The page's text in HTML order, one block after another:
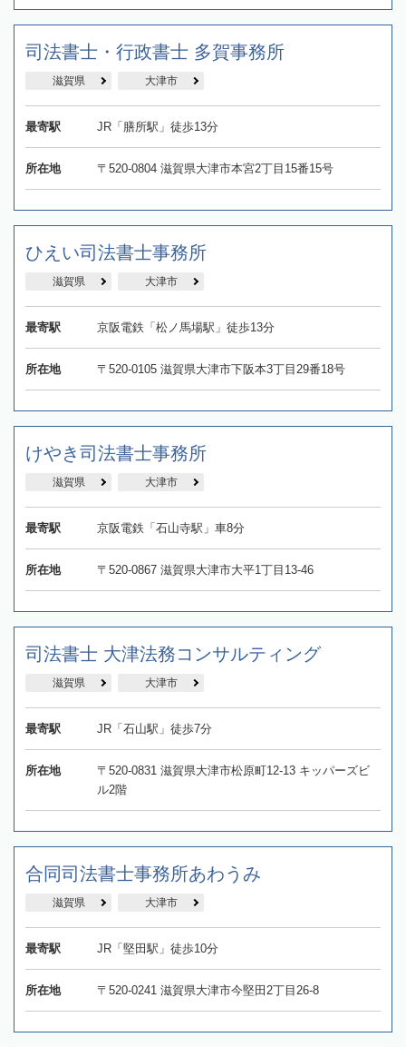
司法書士・行政書士 多賀事務所
滋賀県 大津市
最寄駅 JR「膳所駅」徒歩13分
所在地 〒520-0804 滋賀県大津市本宮2丁目15番15号
ひえい司法書士事務所
滋賀県 大津市
最寄駅 京阪電鉄「松ノ馬場駅」徒歩13分
所在地 〒520-0105 滋賀県大津市下阪本3丁目29番18号
けやき司法書士事務所
滋賀県 大津市
最寄駅 京阪電鉄「石山寺駅」車8分
所在地 〒520-0867 滋賀県大津市大平1丁目13-46
司法書士 大津法務コンサルティング
滋賀県 大津市
最寄駅 JR「石山駅」徒歩7分
所在地
〒520-0831 滋賀県大津市松原町12-13 キッパーズビ
ル2階
合同司法書士事務所あわうみ
滋賀県 大津市
最寄駅 JR「堅田駅」徒歩10分
所在地 〒520-0241 滋賀県大津市今堅田2丁目26-8